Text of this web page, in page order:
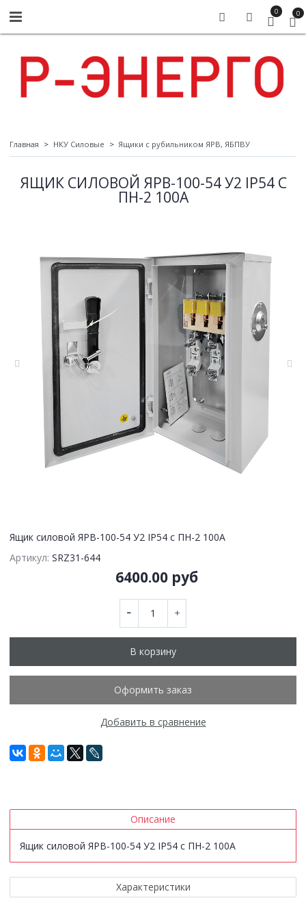
0 0
Главная НКУ Силовые Ящики с рубильником ЯРВ, ЯБПВУ
ЯЩИК СИЛОВОЙ ЯРВ-100-54 У2 IP54 С
ПН-2 100А
Ящик силовой ЯРВ-100-54 У2 IP54 с ПН-2 100А
Артикул: SRZ31-644
6400.00 руб
В корзину
Оформить заказ
Добавить в сравнение
Описание
Ящик силовой ЯРВ-100-54 У2 IP54 с ПН-2 100А
Характеристики